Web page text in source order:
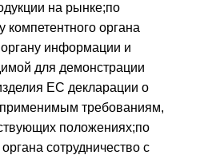
на рынке;по
компетентного органа
информации и
для демонстрации
ЕС декларации о
применимым требованиям,
положениях;по
сотрудничество с